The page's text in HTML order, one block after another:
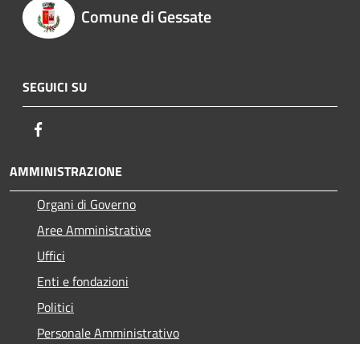
Comune di Gessate
SEGUICI SU
AMMINISTRAZIONE
Organi di Governo
Aree Amministrative
Uffici
Enti e fondazioni
Politici
Personale Amministrativo